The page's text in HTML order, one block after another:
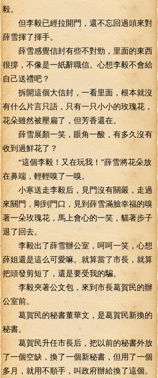
毅。
但李毅已經拉開門，還不忘回過頭來對
薛雪揮了揮手。
薛雪感覺信封有些不對勁，里面的東西
很撐，不像是一紙辭職信。心想李毅不會給
自己送禮吧？
拆開這個大信封，一看里面，根本就沒
有什么片言只語，只有一只小小的玫瑰花，
花朵雖然被壓扁了，但芳香還在。
薛雪展顏一笑，眼角一酸，有多久沒有
收到過鮮花了？
“這個李毅！又在玩我！”薛雪將花朵放
在鼻端，輕輕嗅了一嗅。
小寒送走李毅后，見門沒有關嚴，走過
來關門，剛到門口，見到薛雪滿臉幸福的嗅
著一朵玫瑰花，馬上會心的一笑，貓著步子
退了回去。
李毅出了薛雪辦公室，呵呵一笑，心想
薛姐還是這么可愛嘛。就算當了市長，就算
把頭發剪短了，還是要受我的騙。
李毅夾著公文包，來到市長葛賀民的辦
公室前。
葛賀民的秘書董華文，是葛賀民新換的
秘書。
葛賀民升任市長后，把以前的秘書外放
了一個空缺，換了一個新秘書，但用了一個
多月，就用不順手，叫政府辦給換了這個。